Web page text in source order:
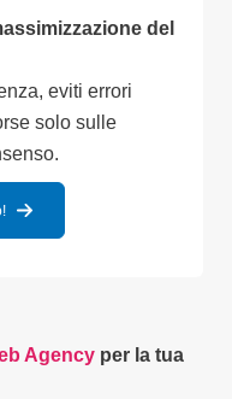
del
eviti errori
solo sulle
Agency per la tua